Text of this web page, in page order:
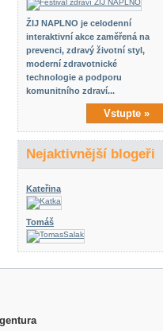
ŽIJ NAPLNO je celodenní
interaktivní akce zaměřená na
prevenci, zdravý životní styl,
moderní zdravotnické
technologie a podporu
komunitního zdraví...
Vstupte »
Nejaktivnější blogeři
Kateřina
Tomáš